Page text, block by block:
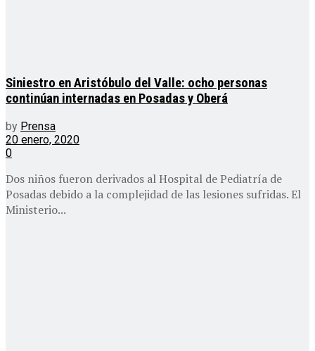
Siniestro en Aristóbulo del Valle: ocho personas
continúan internadas en Posadas y Oberá
by Prensa
20 enero, 2020
0
Dos niños fueron derivados al Hospital de Pediatría de
Posadas debido a la complejidad de las lesiones sufridas. El
Ministerio...